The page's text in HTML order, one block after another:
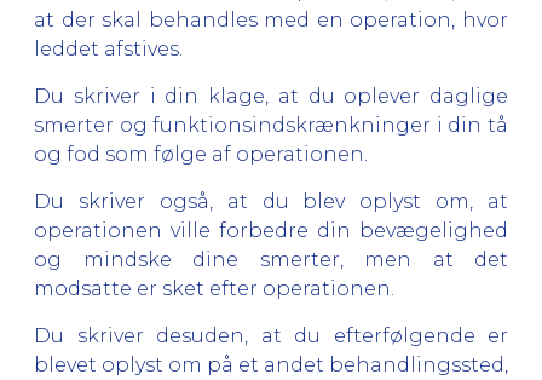
at der skal behandles med en operation, hvor
leddet afstives.
Du skriver i din klage, at du oplever daglige
smerter og funktionsindskrænkninger i din tå
og fod som følge af operationen.
Du skriver også, at du blev oplyst om, at
operationen ville forbedre din bevægelighed
og mindske dine smerter, men at det
modsatte er sket efter operationen.
Du skriver desuden, at du efterfølgende er
blevet oplyst om på et andet behandlingssted,